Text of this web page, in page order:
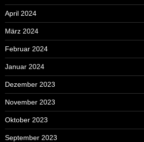
April 2024
März 2024
Februar 2024
Januar 2024
Dezember 2023
November 2023
Oktober 2023
September 2023